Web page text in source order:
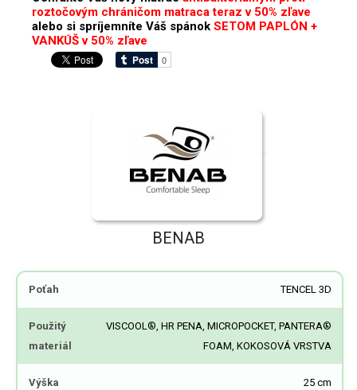
roztočovým chráničom matraca teraz v 50% zľave
alebo si spríjemníte Váš spánok SETOM PAPLÓN +
VANKÚŠ v 50% zľave
BENAB
Poťah TENCEL 3D
Použitý
materiál
VISCOOL®, HR PENA, MICROPOCKET, PANTERA®
FOAM, KOKOSOVÁ VRSTVA
Výška 25 cm